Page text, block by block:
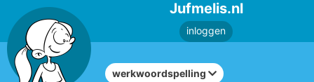
Jufmelis.nl
inloggen
werkwoordspelling